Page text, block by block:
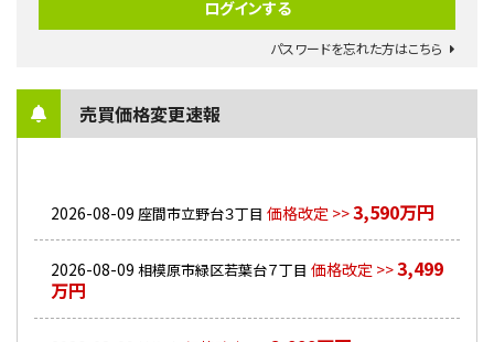
パスワードを忘れた方はこちら
売買価格変更速報
2026-08-09 座間市立野台３丁目 価格改定 >>3,590万円
2026-08-09 相模原市緑区若葉台７丁目 価格改定 >>3,499
万円